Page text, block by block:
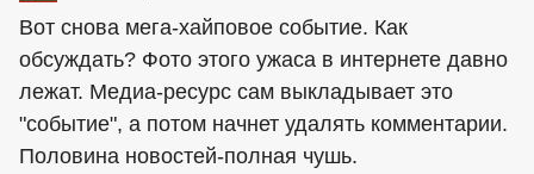
Вот снова мега-хайповое событие. Как
обсуждать? Фото этого ужаса в интернете давно
лежат. Медиа-ресурс сам выкладывает это
"событие", а потом начнет удалять комментарии.
Половина новостей-полная чушь.